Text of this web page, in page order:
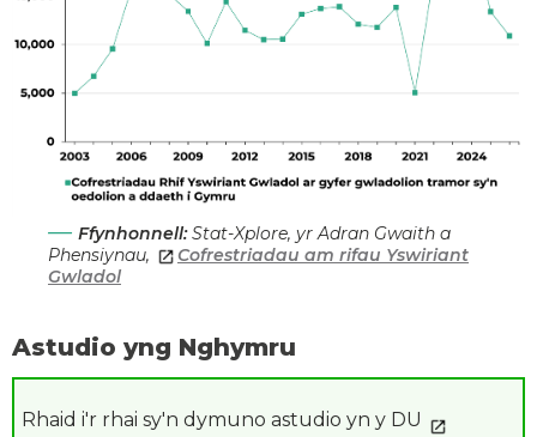
Ffynhonnell:Stat-Xplore, yr Adran Gwaith a
Phensiynau,
Cofrestriadau am rifau Yswiriant
Gwladol
Astudio yng Nghymru
Rhaid i'r rhai sy'n dymuno astudio yn y DU